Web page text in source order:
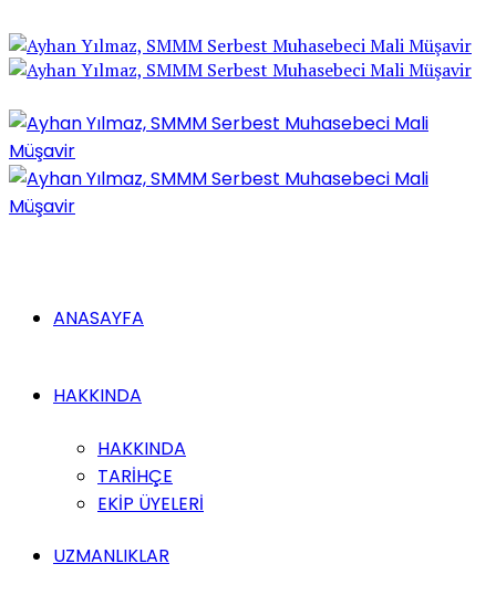
ANASAYFA
HAKKINDA
HAKKINDA
TARİHÇE
EKİP ÜYELERİ
UZMANLIKLAR